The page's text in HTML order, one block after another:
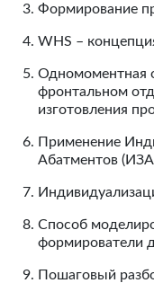
Формирование
WHS –
Одномоментная
фронтальном
изготовления
Применение
Абатментов
Способ
формирователи
Пошаговый